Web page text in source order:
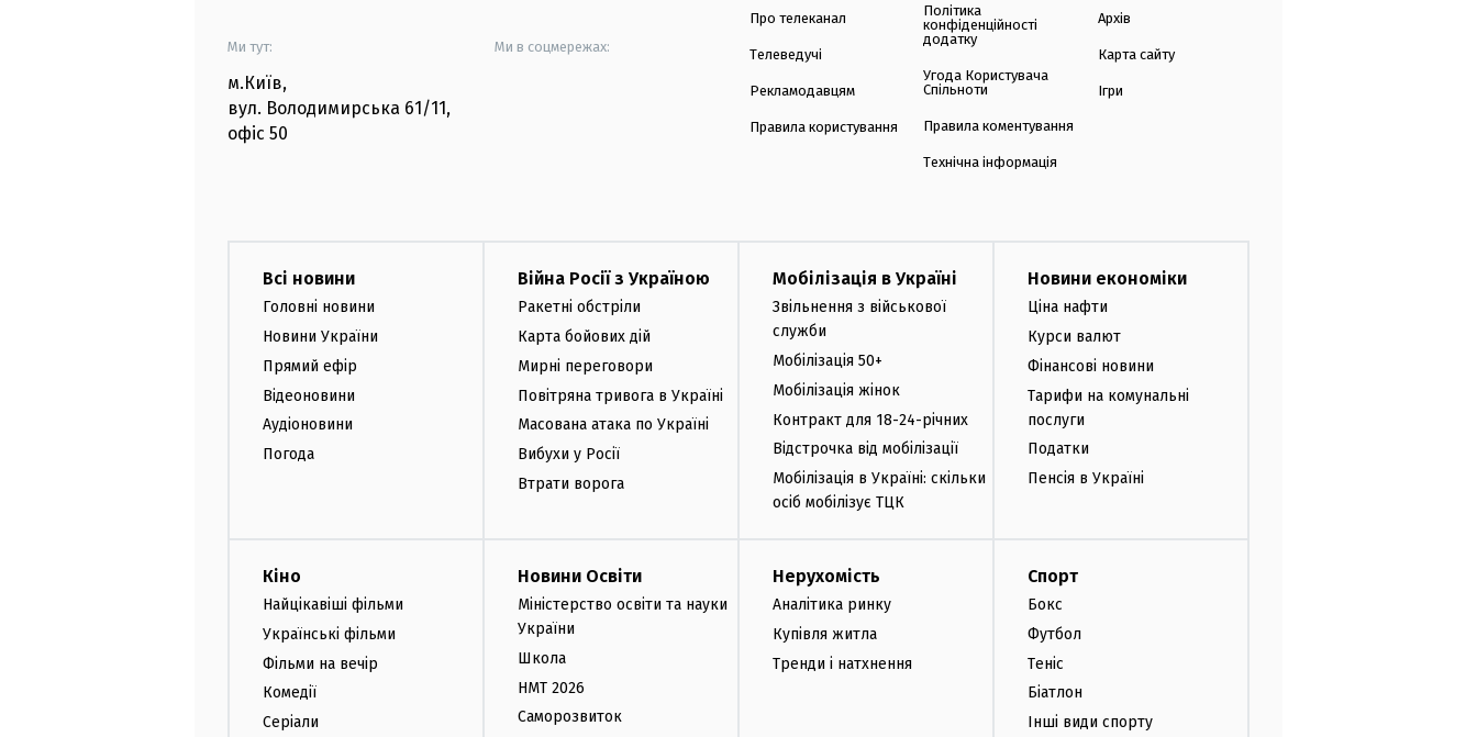
Ми тут:
м.Київ,
вул. Володимирська 61/11,
офіс 50
Ми в соцмережах:
Про телеканал
Телеведучі
Рекламодавцям
Правила користування
Політика
конфіденційності
додатку
Угода Користувача
Спільноти
Правила коментування
Технічна інформація
Архів
Карта сайту
Ігри
Всі новини
Головні новини
Новини України
Прямий ефір
Відеоновини
Аудіоновини
Погода
Війна Росії з Україною
Ракетні обстріли
Карта бойових дій
Мирні переговори
Повітряна тривога в Україні
Масована атака по Україні
Вибухи у Росії
Втрати ворога
Мобілізація в Україні
Звільнення з військової
служби
Мобілізація 50+
Мобілізація жінок
Контракт для 18-24-річних
Відстрочка від мобілізації
Мобілізація в Україні: скільки
осіб мобілізує ТЦК
Новини економіки
Ціна нафти
Курси валют
Фінансові новини
Тарифи на комунальні
послуги
Податки
Пенсія в Україні
Кіно
Найцікавіші фільми
Українські фільми
Фільми на вечір
Комедії
Серіали
Новини Освіти
Міністерство освіти та науки
України
Школа
НМТ 2026
Саморозвиток
Нерухомість
Аналітика ринку
Купівля житла
Тренди і натхнення
Спорт
Бокс
Футбол
Теніс
Біатлон
Інші види спорту